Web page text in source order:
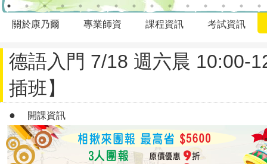
關於康乃爾 專業師資 課程資訊 考試資訊
德語入門 7/18 週六晨 10:00-
插班】
● 開課資訊